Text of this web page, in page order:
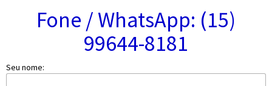
Fone / WhatsApp: (15)
99644-8181
Seu nome: